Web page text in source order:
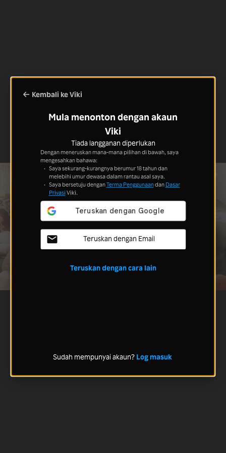
Kembali ke Viki
Mula menonton dengan akaun
Viki
Tiada langganan diperlukan
Dengan meneruskan mana-mana pilihan di bawah, saya
mengesahkan bahawa:
Saya sekurang-kurangnya berumur 18 tahun dan
melebihi umur dewasa dalam rantau asal saya.
Saya bersetuju denganTerma Penggunaandan Dasar
Privasi Viki.
Teruskan dengan Email
Teruskan dengan cara lain
Sudah mempunyai akaun? Log masuk